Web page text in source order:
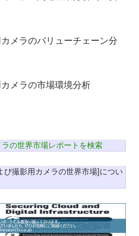
メラのバリューチェーン分
メラの市場環境分析
の世界市場レポートを検索
撮影用カメラの世界市場]につい